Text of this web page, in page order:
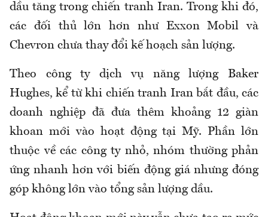
dầu tăng trong chiến tranh Iran. Trong khi đó,
các đối thủ lớn hơn như Exxon Mobil và
Chevron chưa thay đổi kế hoạch sản lượng.
Theo công ty dịch vụ năng lượng Baker
Hughes, kể từ khi chiến tranh Iran bắt đầu, các
doanh nghiệp đã đưa thêm khoảng 12 giàn
khoan mới vào hoạt động tại Mỹ. Phần lớn
thuộc về các công ty nhỏ, nhóm thường phản
ứng nhanh hơn với biến động giá nhưng đóng
góp không lớn vào tổng sản lượng dầu.